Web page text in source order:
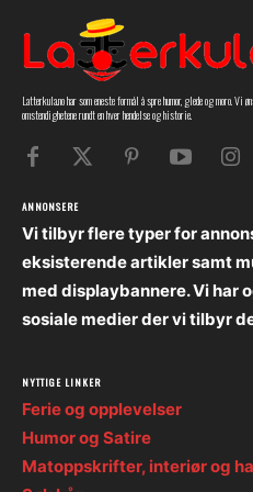
Latterkula.no har som eneste formål å spre humor, glede og moro.
omstendighetene rundt en hver hendelse og historie.
ANNONSERE
Vi tilbyr flere typer for
eksisterende artikler samt
med displaybannere. Vi har
sosiale medier der vi tilbyr
NYTTIGE LINKER
Ferie og opplevelser
Humor og Satire
Matoppskrifter, interiør og